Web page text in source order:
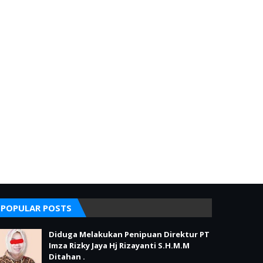
POPULAR POSTS
Diduga Melakukan Penipuan Direktur PT
Imza Rizky Jaya Hj Rizayanti S.H.M.M
Ditahan .